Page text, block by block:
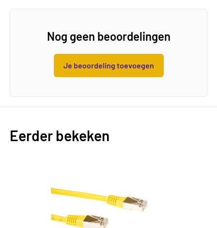
Nog geen beoordelingen
Je beoordeling toevoegen
Eerder bekeken